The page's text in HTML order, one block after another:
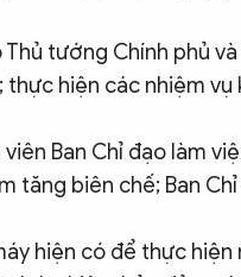
tướng Chính phủ
thực hiện các nhiệm
viên Ban Chỉ đạo làm
tăng biên chế; Ban
hiện có để thực